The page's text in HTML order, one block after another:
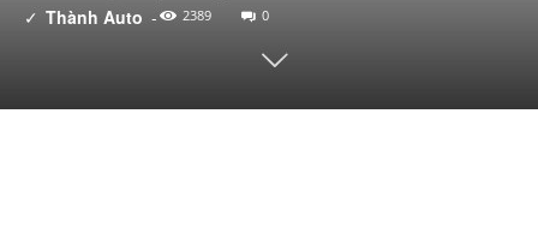
✓ Thành Auto - 2389 0